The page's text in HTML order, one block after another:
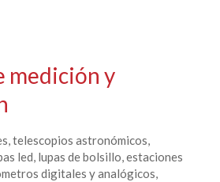
medición y
telescopios astronómicos,
led, lupas de bolsillo, estaciones
digitales y analógicos,